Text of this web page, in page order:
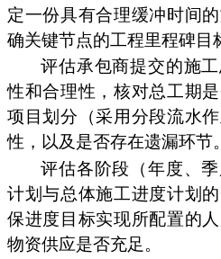
定一份具有合理缓冲时间
确关键节点的工程里程碑目
评估承包商提交的施
性和合理性，核对总工期
项目划分（采用分段流水
性，以及是否存在遗漏环节。
评估各阶段（年度、
计划与总体施工进度计划
保进度目标实现所配置的
物资供应是否充足。